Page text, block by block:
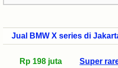
Jual BMW X series di
Rp 198 juta
Super